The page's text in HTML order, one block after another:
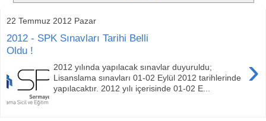
22 Temmuz 2012 Pazar
2012 - SPK Sınavları Tarihi Belli
Oldu !
›
2012 yılında yapılacak sınavlar duyuruldu;
Lisanslama sınavları 01-02 Eylül 2012 tarihlerinde
yapılacaktır. 2012 yılı içerisinde 01-02 E...